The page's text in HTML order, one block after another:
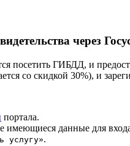
через
посетить ГИБДД, и
со скидкой 30%), и
портала.
имеющиеся данные для
услугу».